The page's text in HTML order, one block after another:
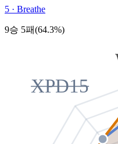
5 · Breathe
9승 5패(64.3%)
XPD15